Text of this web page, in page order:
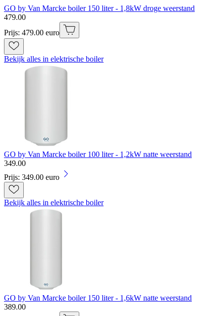
GO by Van Marcke boiler 150 liter - 1,8kW droge weerstand
479.00
Prijs: 479.00 euro
Bekijk alles in elektrische boiler
GO by Van Marcke boiler 100 liter - 1,2kW natte weerstand
349.00
Prijs: 349.00 euro
Bekijk alles in elektrische boiler
GO by Van Marcke boiler 150 liter - 1,6kW natte weerstand
389.00